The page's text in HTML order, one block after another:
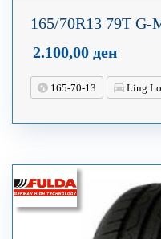
165/70R13 79T G-
2.100,00 ден
165-70-13 Ling